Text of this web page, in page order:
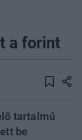
a forint
tartalmú
be